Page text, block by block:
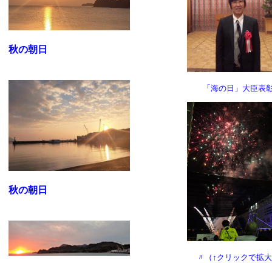
秋の朝日
秋の朝日
「海の日」大臣表
〃（↑クリックで拡